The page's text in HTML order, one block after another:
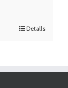
Detalls